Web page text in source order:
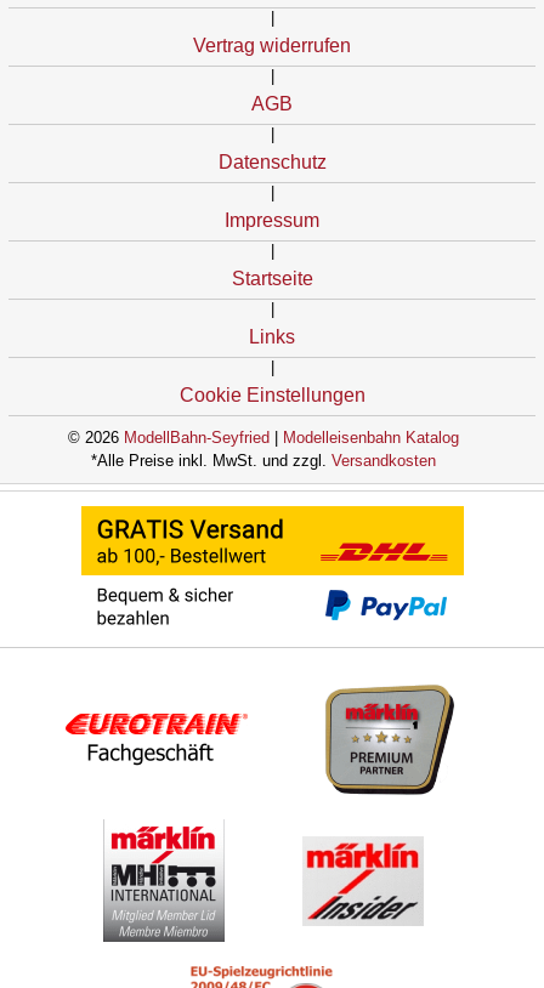
Vertrag widerrufen
AGB
Datenschutz
Impressum
Startseite
Links
Cookie Einstellungen
© 2026 ModellBahn-Seyfried
Modelleisenbahn Katalog
*Alle Preise inkl. MwSt. und zzgl. Versandkosten